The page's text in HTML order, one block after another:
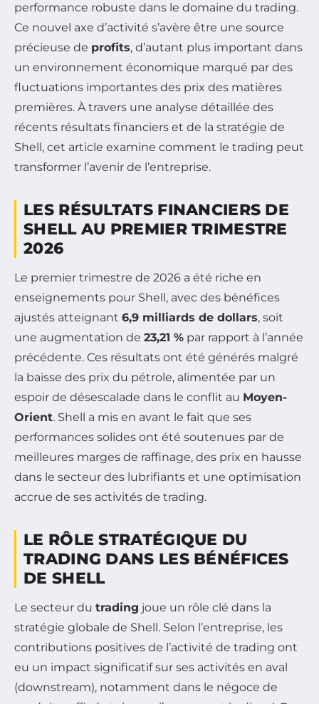
performance robuste dans le domaine du trading.
Ce nouvel axe d’activité s’avère être une source
précieuse de profits, d’autant plus important dans
un environnement économique marqué par des
fluctuations importantes des prix des matières
premières. À travers une analyse détaillée des
récents résultats financiers et de la stratégie de
Shell, cet article examine comment le trading peut
transformer l’avenir de l’entreprise.
LES RÉSULTATS FINANCIERS DE
SHELL AU PREMIER TRIMESTRE
2026
Le premier trimestre de 2026 a été riche en
enseignements pour Shell, avec des bénéfices
ajustés atteignant 6,9 milliards de dollars, soit
une augmentation de 23,21 % par rapport à l’année
précédente. Ces résultats ont été générés malgré
la baisse des prix du pétrole, alimentée par un
espoir de désescalade dans le conflit au Moyen-
Orient. Shell a mis en avant le fait que ses
performances solides ont été soutenues par de
meilleures marges de raffinage, des prix en hausse
dans le secteur des lubrifiants et une optimisation
accrue de ses activités de trading.
LE RÔLE STRATÉGIQUE DU
TRADING DANS LES BÉNÉFICES
DE SHELL
Le secteur du trading joue un rôle clé dans la
stratégie globale de Shell. Selon l’entreprise, les
contributions positives de l’activité de trading ont
eu un impact significatif sur ses activités en aval
(downstream), notamment dans le négoce de